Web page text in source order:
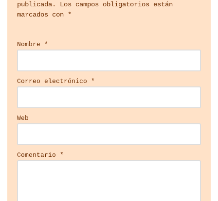
publicada.
Los campos obligatorios están
marcados con *
Nombre *
Correo electrónico *
Web
Comentario *